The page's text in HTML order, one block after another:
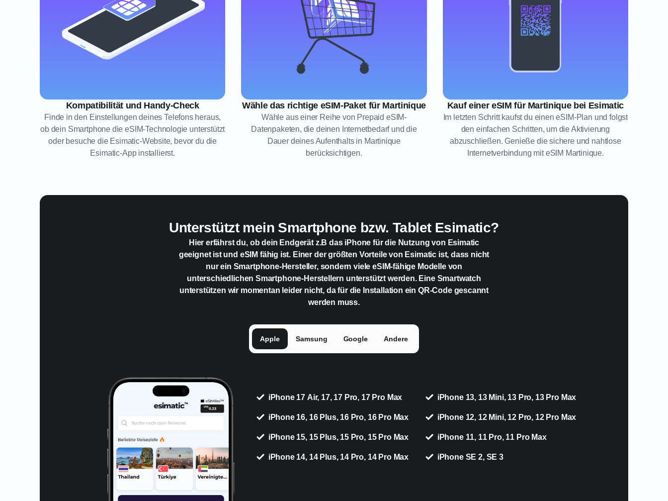
Kompatibilität und Handy-Check
Finde in den Einstellungen deines Telefons heraus,
ob dein Smartphone die eSIM-Technologie unterstützt
oder besuche die Esimatic-Website, bevor du die
Esimatic-App installierst.
Wähle das richtige eSIM-Paket für Martinique
Wähle aus einer Reihe von Prepaid eSIM-
Datenpaketen, die deinen Internetbedarf und die
Dauer deines Aufenthalts in Martinique
berücksichtigen.
Kauf einer eSIM für Martinique bei Esimatic
Im letzten Schritt kaufst du einen eSIM-Plan und folgst
den einfachen Schritten, um die Aktivierung
abzuschließen. Genieße die sichere und nahtlose
Internetverbindung mit eSIM Martinique.
Unterstützt mein Smartphone bzw. Tablet Esimatic?
Hier erfährst du, ob dein Endgerät z.B das iPhone für die Nutzung von Esimatic
geeignet ist und eSIM fähig ist. Einer der größten Vorteile von Esimatic ist, dass nicht
nur ein Smartphone-Hersteller, sondern viele eSIM-fähige Modelle von
unterschiedlichen Smartphone-Herstellern unterstützt werden. Eine Smartwatch
unterstützen wir momentan leider nicht, da für die Installation ein QR-Code gescannt
werden muss.
Apple Samsung Google Andere
iPhone 17 Air, 17, 17 Pro, 17 Pro Max
iPhone 16, 16 Plus, 16 Pro, 16 Pro Max
iPhone 15, 15 Plus, 15 Pro, 15 Pro Max
iPhone 14, 14 Plus, 14 Pro, 14 Pro Max
iPhone 13, 13 Mini, 13 Pro, 13 Pro Max
iPhone 12, 12 Mini, 12 Pro, 12 Pro Max
iPhone 11, 11 Pro, 11 Pro Max
iPhone SE 2, SE 3